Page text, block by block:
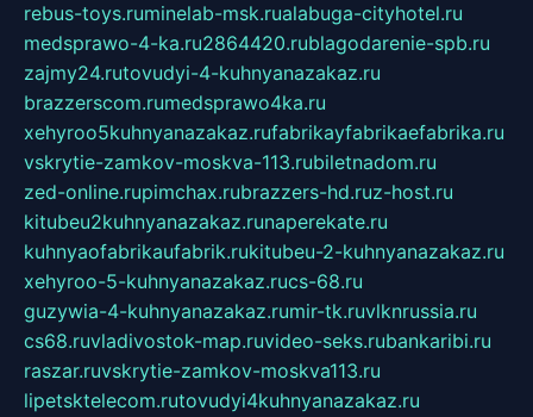
rebus-toys.ruminelab-msk.rualabuga-cityhotel.ru
medsprawo-4-ka.ru2864420.rublagodarenie-spb.ru
zajmy24.rutovudyi-4-kuhnyanazakaz.ru
brazzerscom.rumedsprawo4ka.ru
xehyroo5kuhnyanazakaz.rufabrikayfabrikaefabrika.ru
vskrytie-zamkov-moskva-113.rubiletnadom.ru
zed-online.rupimchax.rubrazzers-hd.ruz-host.ru
kitubeu2kuhnyanazakaz.runaperekate.ru
kuhnyaofabrikaufabrik.rukitubeu-2-kuhnyanazakaz.ru
xehyroo-5-kuhnyanazakaz.rucs-68.ru
guzywia-4-kuhnyanazakaz.rumir-tk.ruvlknrussia.ru
cs68.ruvladivostok-map.ruvideo-seks.rubankaribi.ru
raszar.ruvskrytie-zamkov-moskva113.ru
lipetsktelecom.rutovudyi4kuhnyanazakaz.ru